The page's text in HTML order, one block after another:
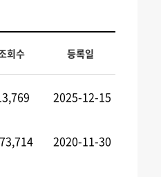
회수 등록일
2025-12-15
2020-11-30